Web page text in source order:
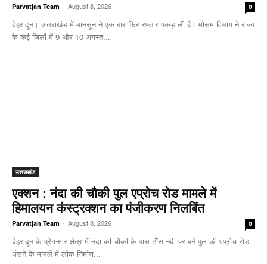
Parvatjan Team - August 8, 2026 0
देहरादून। उत्तराखंड में मानसून ने एक बार फिर रफ्तार पकड़ ली है। मौसम विभाग ने राज्य
के कई जिलों में 9 और 10 अगस्त...
उत्तराखंड
एक्शन : नंदा की चौकी पुल एप्रोच रोड मामले में
हिमालयन कंस्ट्रक्शन का पंजीकरण निलबिंत
Parvatjan Team - August 8, 2026 0
देहरादून के प्रेमनगर क्षेत्र में नंदा की चौकी के पास टौंस नदी पर बने पुल की एप्रोच रोड
धंसने के मामले में लोक निर्माण...